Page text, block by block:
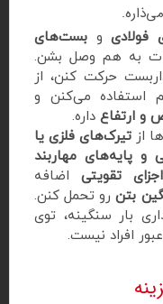
فولادی و بست‌های
به هم وصل بشن.
حرکت کنن، از
استفاده می‌کنن و
و ارتفاع داره.
از تیرک‌های فلزی یا
پایه‌های مهاربند
اجزای تقویتیاضافه
بتنرو تحمل کنن.
بار سنگینه، توی
افراد نیست.